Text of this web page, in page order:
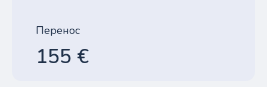
Перенос
155 €